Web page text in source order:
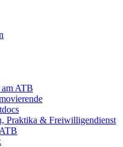
ATB
Praktika & Freiwilligendienst